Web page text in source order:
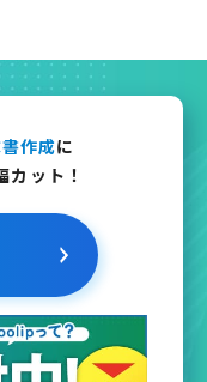
作成に
カット！